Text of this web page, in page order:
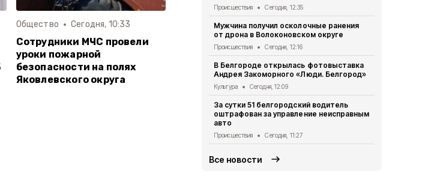
Общество Сегодня, 10:33
Сотрудники МЧС провели
уроки пожарной
безопасности на полях
Яковлевского округа
Происшествия Сегодня, 12:35
Мужчина получил осколочные ранения
от дрона в Волоконовском округе
Происшествия Сегодня, 12:16
В Белгороде открылась фотовыставка
Андрея Закоморного «Люди. Белгород»
Культура Сегодня, 12:09
За сутки 51 белгородский водитель
оштрафован за управление неисправным
авто
Происшествия Сегодня, 11:27
Все новости